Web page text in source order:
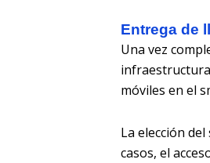
Entrega de
Una vez
móviles en el
La elección
casos, el